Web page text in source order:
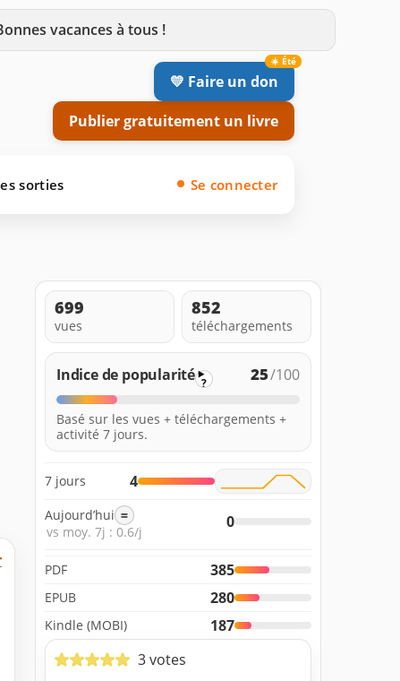
vacances à tous !
💛 Faire un don
Publier gratuitement un livre
sorties Se connecter
699
vues
852
téléchargements
Indice de popularité ? 25/100
Basé sur les vues + téléchargements +
activité 7 jours.
7 jours 4
Aujourd’hui =
vs moy. 7j : 0.6/j
0
PDF 385
EPUB 280
Kindle (MOBI)
187
3 votes